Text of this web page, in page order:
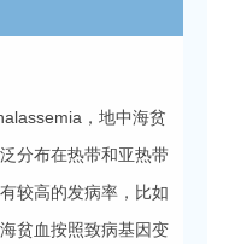
，地中海贫
分布在热带和亚热带
较高的发病率，比如
贫血按照致病基因变